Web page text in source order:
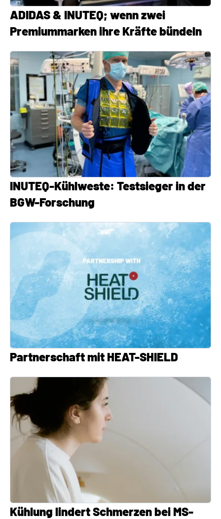
ADIDAS & INUTEQ; wenn zwei
Premiummarken ihre Kräfte bündeln
INUTEQ-Kühlweste: Testsieger in der
BGW-Forschung
Partnerschaft mit HEAT-SHIELD
Kühlung lindert Schmerzen bei MS-